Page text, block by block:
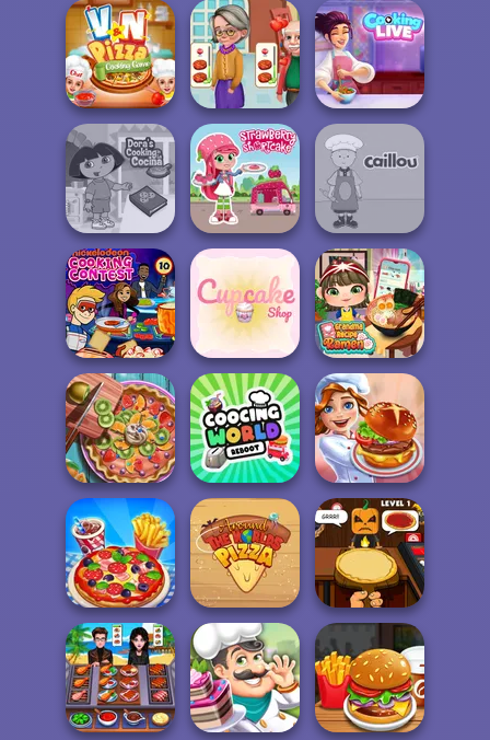
Biryani Recipes
Blonde Sofia:
Tteokbokki Fever
French Fry Frenzy
V And N Pizza
Cooking Game
Cooking
Madness
Cooking Live: Be
a Chef&Cook
Dora Cooking in
la Cucina
Strawberry
Shortcake
Caillou Chef
Nickelodeon
Cooking Contest
Cupcake Shop
Grandma Recipe
Ramen
Pie Real Life
Cooking
Cooking World
Reborn
Cooking Festival
Cooking Live
Around the
Worlds Pizza
Halloween
Pizzeria